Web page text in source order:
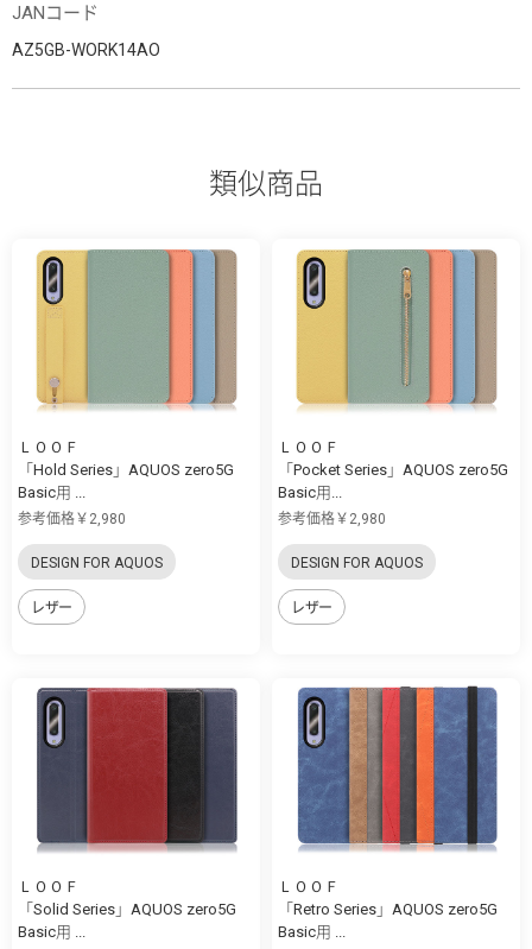
JANコード
AZ5GB-WORK14AO
類似商品
ＬＯＯＦ
「Hold Series」AQUOS zero5G
Basic用 ...
参考価格￥2,980
DESIGN FOR AQUOS
レザー
ＬＯＯＦ
「Pocket Series」AQUOS zero5G
Basic用...
参考価格￥2,980
DESIGN FOR AQUOS
レザー
ＬＯＯＦ
「Solid Series」AQUOS zero5G
Basic用 ...
ＬＯＯＦ
「Retro Series」AQUOS zero5G
Basic用 ...